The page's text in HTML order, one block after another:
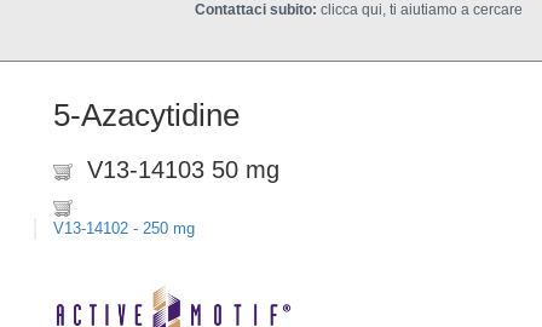
Contattaci subito: clicca qui, ti aiutiamo a cercare
5-Azacytidine
V13-14103 50 mg
V13-14102 - 250 mg